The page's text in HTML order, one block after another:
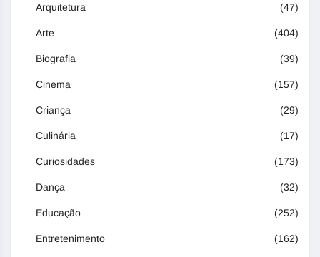
Arquitetura (47)
Arte (404)
Biografia (39)
Cinema (157)
Criança (29)
Culinária (17)
Curiosidades (173)
Dança (32)
Educação (252)
Entretenimento (162)